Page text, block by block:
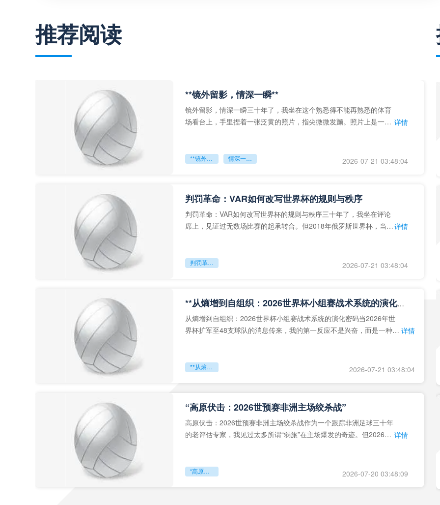
推荐阅读
**镜外留影，情深一瞬**
镜外留影，情深一瞬三十年了，我坐在这个熟悉得不能再熟悉的体育
场看台上，手里捏着一张泛黄的照片，指尖微微发颤。照片上是一个 详情
**镜外留影 情深一瞬** 2026-07-21 03:48:04
判罚革命：VAR如何改写世界杯的规则与秩序
判罚革命：VAR如何改写世界杯的规则与秩序三十年了，我坐在评论
席上，见证过无数场比赛的起承转合。但2018年俄罗斯世界杯，当
详情
判罚革命：VAR如何改写世界杯的规则与秩序 2026-07-21 03:48:04
**从熵增到自组织：2026世界杯小组赛战术系统的演化密码**
从熵增到自组织：2026世界杯小组赛战术系统的演化密码当2026年世
界杯扩军至48支球队的消息传来，我的第一反应不是兴奋，而是一种深 详情
**从熵增到自组织：2026世界杯小组赛战术系统的演化密码** 2026-07-21 03:48:04
“高原伏击：2026世预赛非洲主场绞杀战”
高原伏击：2026世预赛非洲主场绞杀战作为一个跟踪非洲足球三十年
的老评估专家，我见过太多所谓“弱旅”在主场爆发的奇迹。但2026年 详情
“高原伏击：2026世预赛非洲主场绞杀战” 2026-07-20 03:48:09